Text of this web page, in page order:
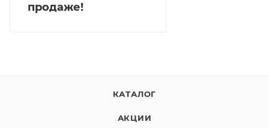
продаже!
КАТАЛОГ
АКЦИИ